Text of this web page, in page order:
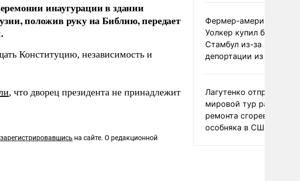
инаугурации в здании
положив руку на Библию, передает
Конституцию, независимость и
, что дворец президента не принадлежит
зарегистрировавшись на сайте. О редакционной
Фермер-американец
Уолкер купил билет в
Стамбул из-за угрозы
депортации из России
Лагутенко отправился в
мировой тур ради
ремонта сгоревшего
особняка в США